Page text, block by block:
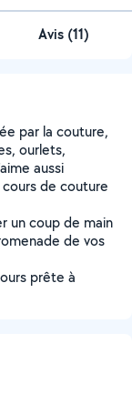
Avis (11)
par la couture,
ourlets,
aussi
de couture
un coup de main
de vos
prête à